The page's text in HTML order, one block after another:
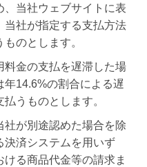
、当社ウェブサイトに表
当社が指定する支払方法
のとします。
料金の支払を遅滞した場
年14.6%の割合による遅
うものとします。
社が別途認めた場合を除
決済システムを用いず
る商品代金等の請求ま